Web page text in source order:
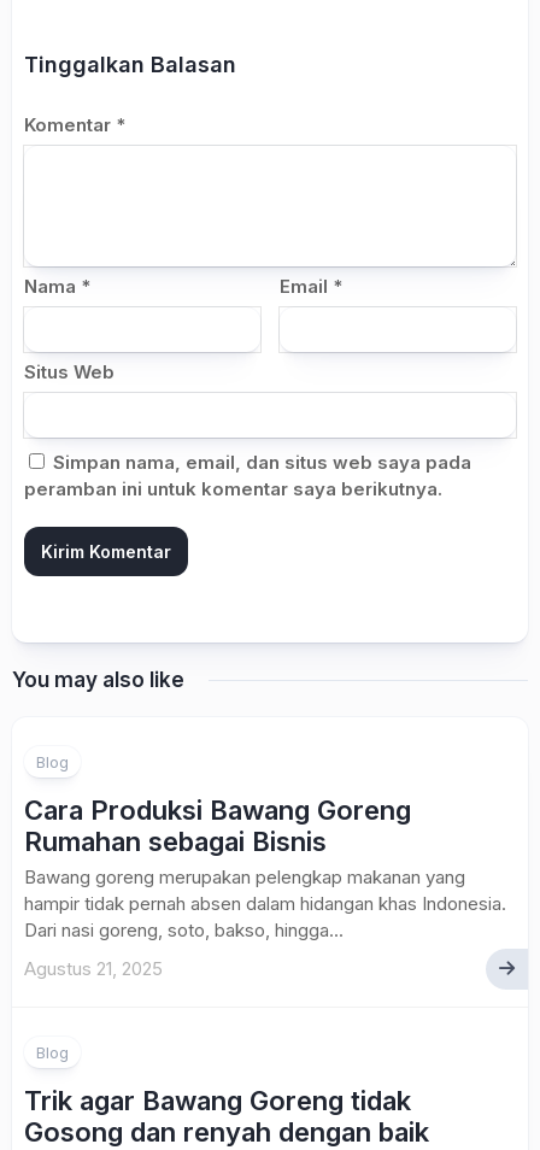
Tinggalkan Balasan
Komentar *
Nama * Email *
Situs Web
Simpan nama, email, dan situs web saya pada
peramban ini untuk komentar saya berikutnya.
You may also like
Blog
Cara Produksi Bawang Goreng
Rumahan sebagai Bisnis
Bawang goreng merupakan pelengkap makanan yang
hampir tidak pernah absen dalam hidangan khas Indonesia.
Dari nasi goreng, soto, bakso, hingga...
Agustus 21, 2025
Blog
Trik agar Bawang Goreng tidak
Gosong dan renyah dengan baik